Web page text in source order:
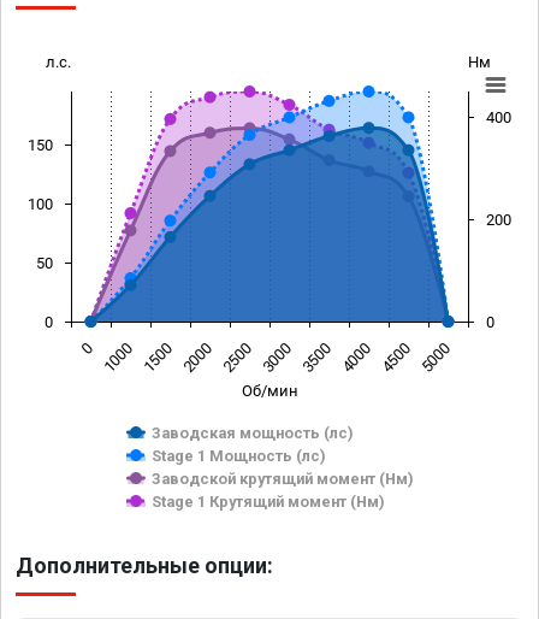
Об/мин
л.с. Нм
Заводская мощность (лс)
Stage 1 Мощность (лс)
Заводской крутящий момент (Нм)
Stage 1 Крутящий момент (Нм)
0 1000 1500 2000 2500 3000 3500 4000 4500 5000
0
50
100
150
0
200
400
Дополнительные опции: